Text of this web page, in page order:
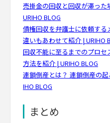
売掛金の回収と回収が滞っ
URIHO BLOG
債権回収を弁護士に依頼す
違いもあわせて紹介 | URIHO
回収不能に至るまでのプロ
方法を紹介 | URIHO BLOG
連鎖倒産とは？ 連鎖倒産の
IHO BLOG
まとめ